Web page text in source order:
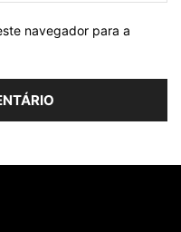
navegador para a